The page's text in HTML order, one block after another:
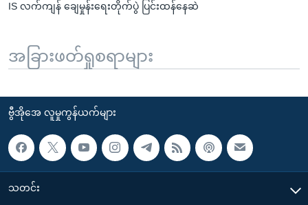
IS လက်ကျန် ချေမှုန်းရေးတိုက်ပွဲ ပြင်းထန်နေဆဲ
အခြားဖတ်ရှုစရာများ
ဗွီအိုအေ လူမှုကွန်ယက်များ
သတင်း